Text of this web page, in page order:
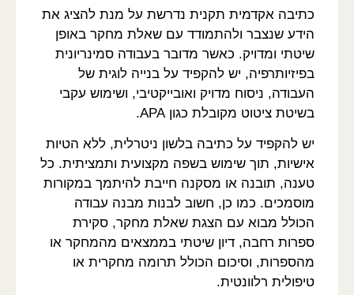
כתיבה אקדמית תקנית נדרשת על מנת להציג את
הידע שנצבר ולהתמודד עם שאלת מחקר באופן
שיטתי ומדויק. כאשר מדובר בעבודה סמינריונית
בפיזיותרפיה, יש להקפיד על בנייה לוגית של
העבודה, ניסוח מדויק ואובייקטיבי, ושימוש עקבי
בשיטת ציטוט מקובלת כגון APA.
יש להקפיד על כתיבה בלשון ניטרלית, ללא הטיות
אישיות, תוך שימוש בשפה מקצועית ותמציתית. כל
טענה, תובנה או מסקנה חייבת להיתמך במקורות
מוסמכים. כמו כן, חשוב לבנות מבנה עבודה
הכולל מבוא עם הצגת שאלת מחקר, סקירת
ספרות רחבה, דיון שיטתי בממצאים מהמחקר או
מהספרות, וסיכום הכולל תרומה מחקרית או
טיפולית רלוונטית.